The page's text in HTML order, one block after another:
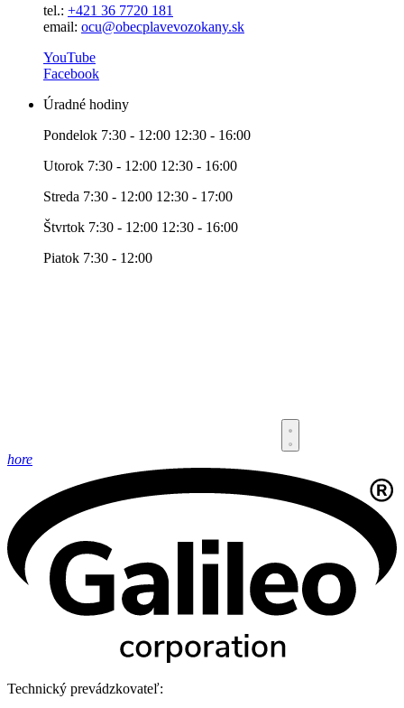
tel.: +421 36 7720 181
email: ocu@obecplavevozokany.sk
YouTube
Facebook
Úradné hodiny
Pondelok 7:30 - 12:00 12:30 - 16:00
Utorok 7:30 - 12:00 12:30 - 16:00
Streda 7:30 - 12:00 12:30 - 17:00
Štvrtok 7:30 - 12:00 12:30 - 16:00
Piatok 7:30 - 12:00
hore
Technický prevádzkovateľ: